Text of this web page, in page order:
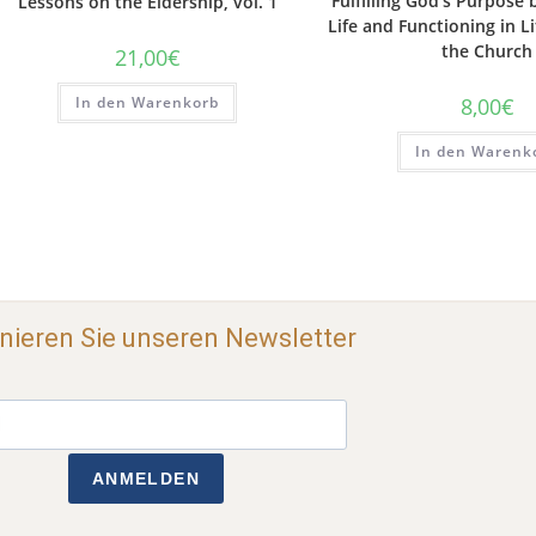
21,00€
In den Warenkorb
Life and Functioning in
the Church
8,00€
In den
Sie unseren Newsletter
ANMELDEN